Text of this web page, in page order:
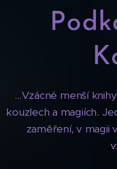
...Vzácné menší
kouzlech a magiích.
zaměření, v magii